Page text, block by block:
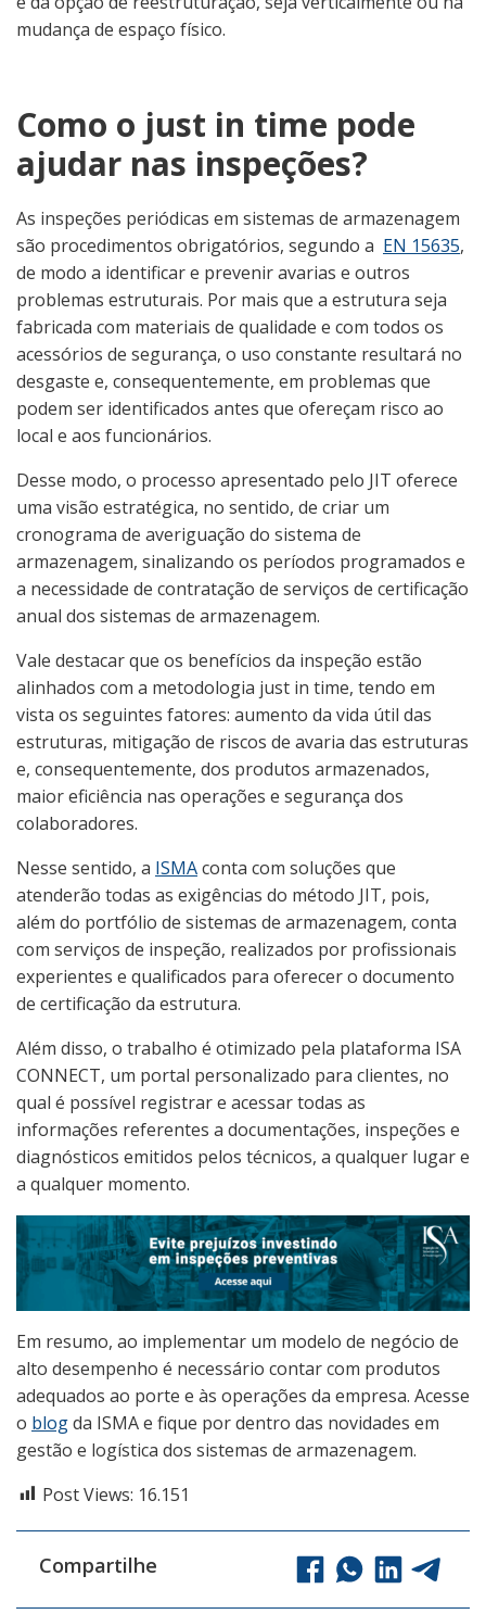
mudança de espaço físico.
Como o just in time pode
ajudar nas inspeções?
As inspeções periódicas em sistemas de armazenagem
são procedimentos obrigatórios, segundo a EN 15635,
de modo a identificar e prevenir avarias e outros
problemas estruturais. Por mais que a estrutura seja
fabricada com materiais de qualidade e com todos os
acessórios de segurança, o uso constante resultará no
desgaste e, consequentemente, em problemas que
podem ser identificados antes que ofereçam risco ao
local e aos funcionários.
Desse modo, o processo apresentado pelo JIT oferece
uma visão estratégica, no sentido, de criar um
cronograma de averiguação do sistema de
armazenagem, sinalizando os períodos programados e
a necessidade de contratação de serviços de certificação
anual dos sistemas de armazenagem.
Vale destacar que os benefícios da inspeção estão
alinhados com a metodologia just in time, tendo em
vista os seguintes fatores: aumento da vida útil das
estruturas, mitigação de riscos de avaria das estruturas
e, consequentemente, dos produtos armazenados,
maior eficiência nas operações e segurança dos
colaboradores.
Nesse sentido, a ISMAconta com soluções que
atenderão todas as exigências do método JIT, pois,
além do portfólio de sistemas de armazenagem, conta
com serviços de inspeção, realizados por profissionais
experientes e qualificados para oferecer o documento
de certificação da estrutura.
Além disso, o trabalho é otimizado pela plataforma ISA
CONNECT, um portal personalizado para clientes, no
qual é possível registrar e acessar todas as
informações referentes a documentações, inspeções e
diagnósticos emitidos pelos técnicos, a qualquer lugar e
a qualquer momento.
Em resumo, ao implementar um modelo de negócio de
alto desempenho é necessário contar com produtos
adequados ao porte e às operações da empresa. Acesse
o blogda ISMA e fique por dentro das novidades em
gestão e logística dos sistemas de armazenagem.
Post Views: 16.151
Compartilhe